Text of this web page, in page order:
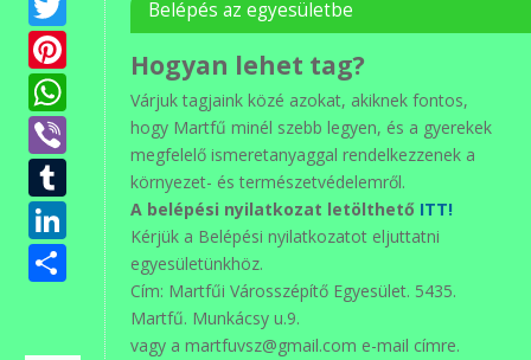
Pinterest
WhatsApp
Viber
Tumblr
LinkedIn
Ossza
meg
Belépés az egyesületbe
Hogyan lehet tag?
Várjuk tagjaink közé azokat, akiknek fontos,
hogy Martfű minél szebb legyen, és a gyerekek
megfelelő ismeretanyaggal rendelkezzenek a
környezet- és természetvédelemről.
A belépési nyilatkozat letölthető ITT!
Kérjük a Belépési nyilatkozatot eljuttatni
egyesületünkhöz.
Cím: Martfűi Városszépítő Egyesület. 5435.
Martfű. Munkácsy u.9.
vagy a martfuvsz@gmail.com e-mail címre.